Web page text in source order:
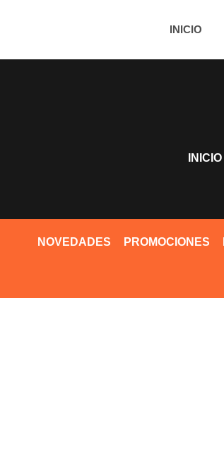
INICIO
INICIO
NOVEDADES PROMOCIONES